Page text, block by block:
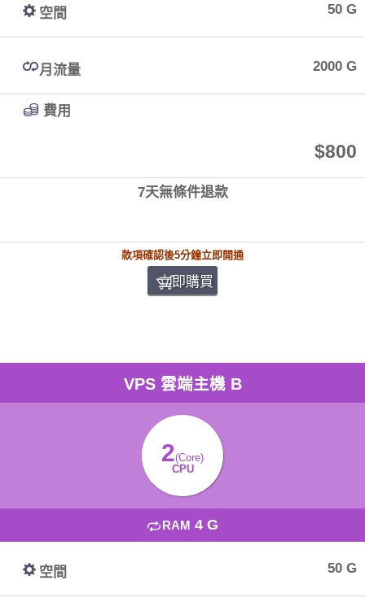
空間 50 G
月流量 2000 G
費用
$800
7天無條件退款
款項確認後5分鐘立即開通
立即購買
VPS 雲端主機 B
2(Core)
CPU
RAM 4 G
空間 50 G